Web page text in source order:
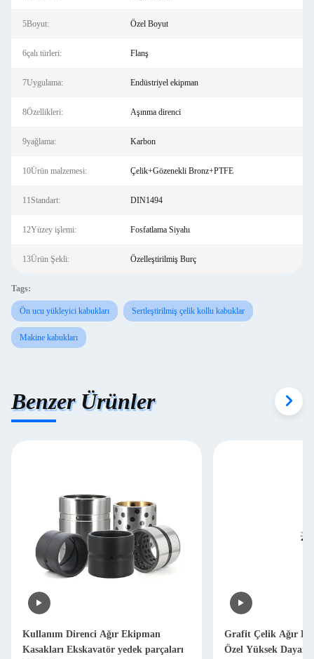
5Boyut: Özel Boyut
6çalı türleri: Flanş
7Uygulama: Endüstriyel ekipman
8Özellikleri: Aşınma direnci
9yağlama: Karbon
10Ürün malzemesi: Çelik+Gözenekli Bronz+PTFE
11Standart: DIN1494
12Yüzey işlemi: Fosfatlama Siyahı
13Ürün Şekli: Özelleştirilmiş Burç
Tags:
Ön ucu yükleyici kabukları Sertleştirilmiş çelik kollu kabuklar
Makine kabukları
Benzer Ürünler
Kullanım Direnci Ağır Ekipman
Kasakları Ekskavatör yedek parçaları
Grafit Çelik Ağır
Özel Yüksek